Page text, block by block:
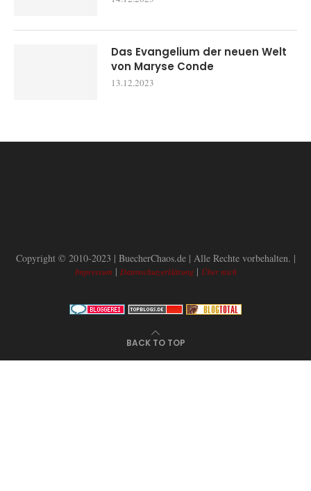
Das Evangelium der neuen Welt
von Maryse Conde
13.12.2023
Copyright © 2010-2023 | BuecherChaos.de | Alle Rechte vorbehalten. |
Impressum | Datenschutzerklärung| Über mich
BACK TO TOP